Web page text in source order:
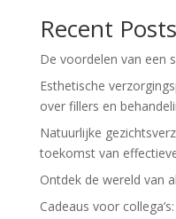
Recent Posts
De voordelen van een
Esthetische
over fillers en
Natuurlijke
toekomst van
Ontdek de wereld van
Cadeaus voor